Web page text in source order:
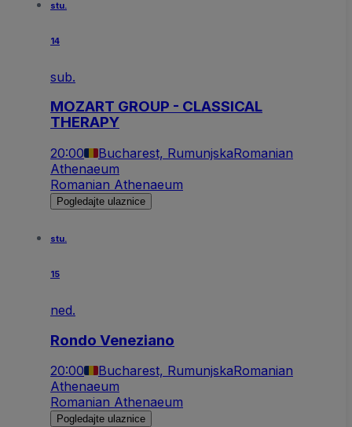
stu.
14
sub.
MOZART GROUP - CLASSICAL
THERAPY
20:00 Bucharest, RumunjskaRomanian
Athenaeum
Romanian Athenaeum
Pogledajte ulaznice
stu.
15
ned.
Rondo Veneziano
20:00 Bucharest, RumunjskaRomanian
Athenaeum
Romanian Athenaeum
Pogledajte ulaznice